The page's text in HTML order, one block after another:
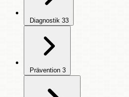
Diagnostik 33
Prävention 3